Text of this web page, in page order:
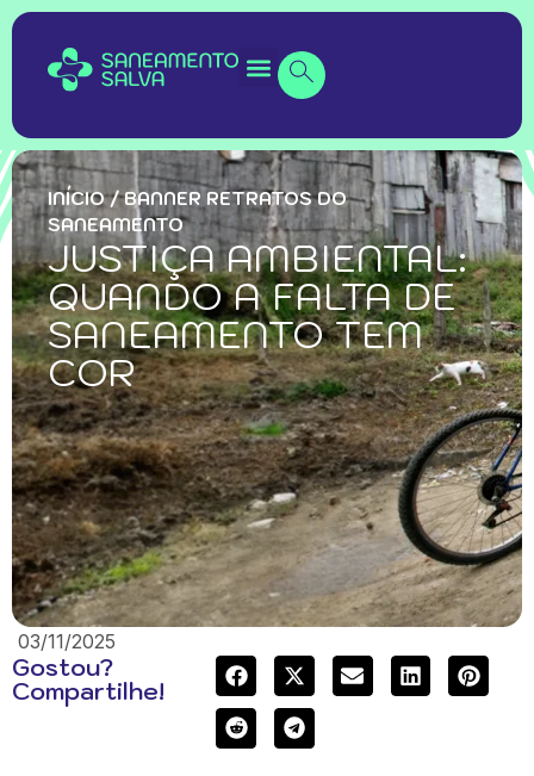
INÍCIO/BANNER RETRATOS DO
SANEAMENTO
JUSTIÇA AMBIENTAL:
QUANDO A FALTA DE
SANEAMENTO TEM
COR
03/11/2025
Gostou?
Compartilhe!